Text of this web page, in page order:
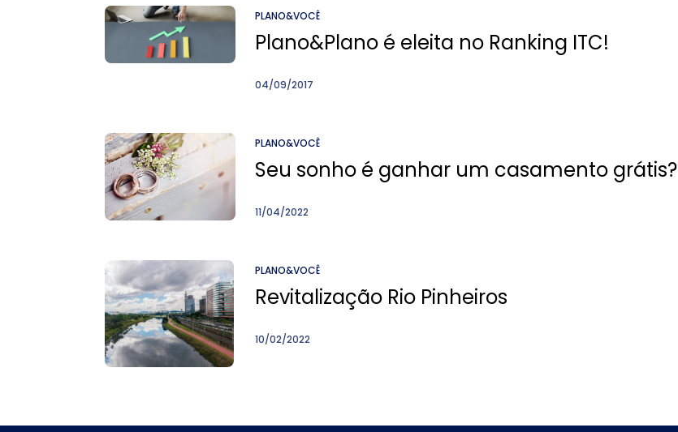
PLANO&VOCÊ
Plano&Plano é eleita no Ranking ITC!
04/09/2017
PLANO&VOCÊ
Seu sonho é ganhar um casamento grátis?
11/04/2022
PLANO&VOCÊ
Revitalização Rio Pinheiros
10/02/2022